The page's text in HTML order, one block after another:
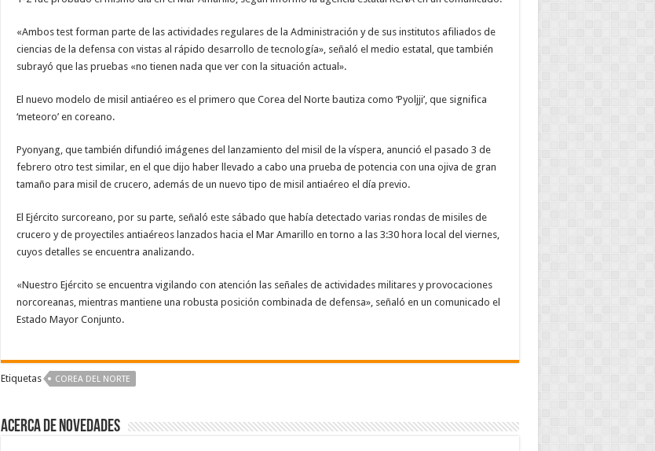
«Ambos test forman parte de las actividades regulares de la Administración y de sus institutos afiliados de
ciencias de la defensa con vistas al rápido desarrollo de tecnología», señaló el medio estatal, que también
subrayó que las pruebas «no tienen nada que ver con la situación actual».
El nuevo modelo de misil antiaéreo es el primero que Corea del Norte bautiza como ‘Pyoljji’, que significa
‘meteoro’ en coreano.
Pyonyang, que también difundió imágenes del lanzamiento del misil de la víspera, anunció el pasado 3 de
febrero otro test similar, en el que dijo haber llevado a cabo una prueba de potencia con una ojiva de gran
tamaño para misil de crucero, además de un nuevo tipo de misil antiaéreo el día previo.
El Ejército surcoreano, por su parte, señaló este sábado que había detectado varias rondas de misiles de
crucero y de proyectiles antiaéreos lanzados hacia el Mar Amarillo en torno a las 3:30 hora local del viernes,
cuyos detalles se encuentra analizando.
«Nuestro Ejército se encuentra vigilando con atención las señales de actividades militares y provocaciones
norcoreanas, mientras mantiene una robusta posición combinada de defensa», señaló en un comunicado el
Estado Mayor Conjunto.
Etiquetas COREA DEL NORTE
Acerca de NOVEDADES